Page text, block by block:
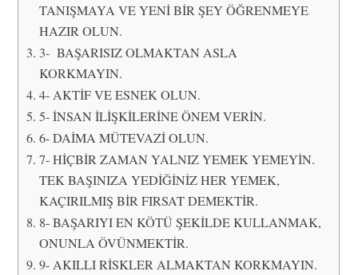
TANIŞMAYA VE YENİ BİR ŞEY ÖĞRENMEYE
HAZIR OLUN.
3- BAŞARISIZ OLMAKTAN ASLA
KORKMAYIN.
4- AKTİF VE ESNEK OLUN.
5- İNSAN İLİŞKİLERİNE ÖNEM VERİN.
6- DAİMA MÜTEVAZİ OLUN.
7- HİÇBİR ZAMAN YALNIZ YEMEK YEMEYİN.
TEK BAŞINIZA YEDİĞİNİZ HER YEMEK,
KAÇIRILMIŞ BİR FIRSAT DEMEKTİR.
8- BAŞARIYI EN KÖTÜ ŞEKİLDE KULLANMAK,
ONUNLA ÖVÜNMEKTİR.
9- AKILLI RİSKLER ALMAKTAN KORKMAYIN.